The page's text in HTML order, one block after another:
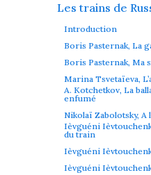
Les trains de
Introduction
Boris Pasternak, La
Boris Pasternak, Ma
Marina Tsvetaïeva,
A. Kotchetkov, La
enfumé
Nikolaï Zabolotsky, A
Ièvguéni
du train
Ièvguéni
Ièvguéni